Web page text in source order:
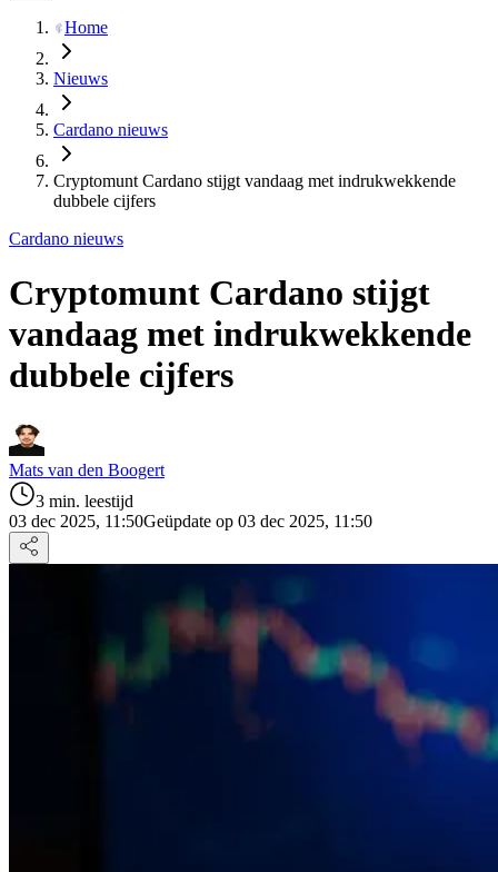
Home
Nieuws
Cardano nieuws
Cryptomunt Cardano stijgt vandaag met indrukwekkende
dubbele cijfers
Cardano nieuws
Cryptomunt Cardano stijgt
vandaag met indrukwekkende
dubbele cijfers
Mats van den Boogert
3 min. leestijd
03 dec 2025, 11:50Geüpdate op 03 dec 2025, 11:50